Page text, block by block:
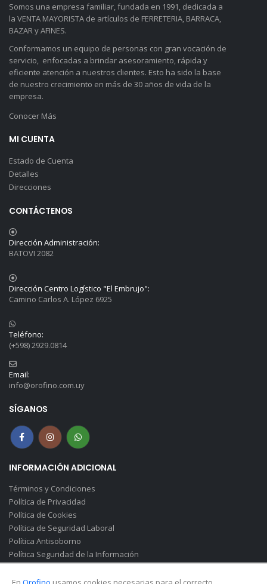
Somos una empresa familiar, fundada en 1991, dedicada a
la VENTA MAYORISTA de artículos de FERRETERIA, BARRACA,
BAZAR y AFINES.
Conformamos un equipo de personas con gran vocación de
servicio, enfocadas a brindar asesoramiento, rápida y
eficiente atención a nuestros clientes. Esto ha sido la base
de nuestro crecimiento en más de 30 años de vida de la
empresa.
Conocer Más
MI CUENTA
Estado de Cuenta
Detalles
Direcciones
CONTÁCTENOS
Dirección Administración:
BATOVI 2082
Dirección Centro Logístico "El Embrujo":
Camino Carlos A. López 6925
Teléfono:
(+598) 2929.0814
Email:
info@orofino.com.uy
SÍGANOS
INFORMACIÓN ADICIONAL
Términos y Condiciones
Política de Privacidad
Política de Cookies
Política de Seguridad Laboral
Política Antisoborno
Política Seguridad de la Información